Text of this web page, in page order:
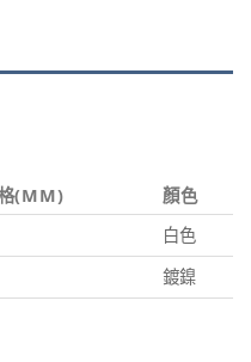
(MM)
顏色
白色
鍍鎳